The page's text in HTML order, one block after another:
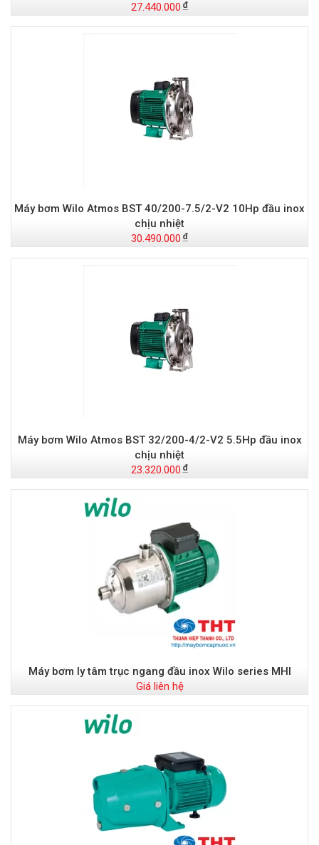
27.440.000
Máy bơm Wilo Atmos BST 40/200-7.5/2-V2 10Hp đầu inox
chịu nhiệt
30.490.000
Máy bơm Wilo Atmos BST 32/200-4/2-V2 5.5Hp đầu inox
chịu nhiệt
23.320.000
Máy bơm ly tâm trục ngang đầu inox Wilo series MHI
Giá liên hệ